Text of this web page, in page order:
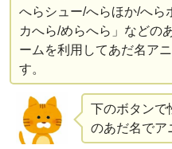
へらシュー/へらほか/へら
カへら/めらへら」などの
ームを利用してあだ名ア
す。
下のボタンで
のあだ名でア